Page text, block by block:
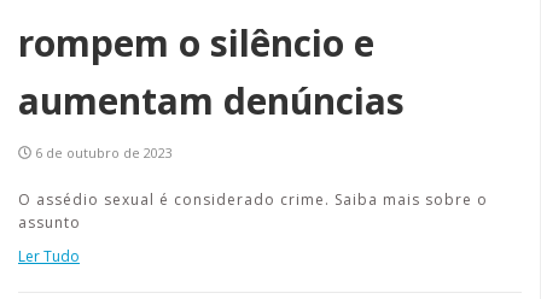
rompem o silêncio e
aumentam denúncias
6 de outubro de 2023
O assédio sexual é considerado crime. Saiba mais sobre o
assunto
Ler Tudo